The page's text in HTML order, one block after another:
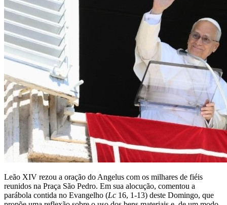
Leão XIV rezou a oração do Angelus com os milhares de fiéis
reunidos na Praça São Pedro. Em sua alocução, comentou a
parábola contida no Evangelho (Lc 16, 1-13) deste Domingo, que